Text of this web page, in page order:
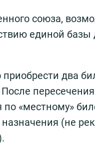
союза,
единой
два
«местному»
(не